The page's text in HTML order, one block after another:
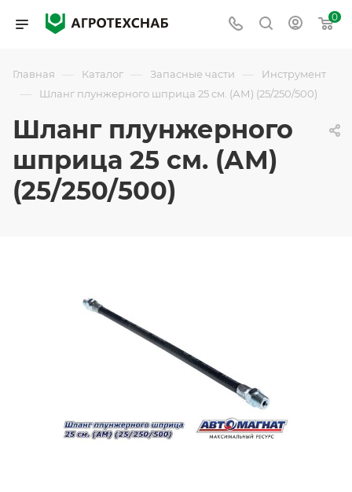
0
Главная — Каталог — Запасные части — Инструмент
— Шланг плунжерного шприца 25 см. (АМ) (25/250/500)
Шланг плунжерного
шприца 25 см. (АМ)
(25/250/500)